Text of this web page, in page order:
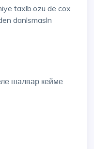
taxlb.ozu de cox
danlsmasln
шалвар кейме